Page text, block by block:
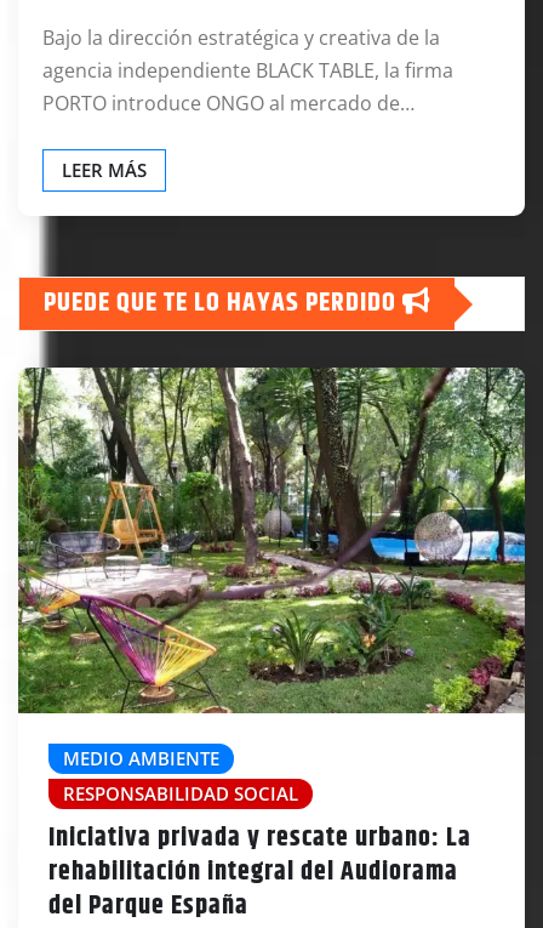
Bajo la dirección estratégica y creativa de la
agencia independiente BLACK TABLE, la firma
PORTO introduce ONGO al mercado de…
LEER MÁS
PUEDE QUE TE LO HAYAS PERDIDO
MEDIO AMBIENTE
RESPONSABILIDAD SOCIAL
Iniciativa privada y rescate urbano: La
rehabilitación integral del Audiorama
del Parque España